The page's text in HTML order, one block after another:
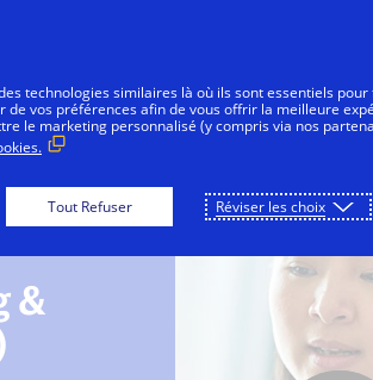
&
technologies similaires là où ils sont essentiels
de vos préférences afin de vous offrir la meilleure
le marketing personnalisé (y compris via nos
Tout Refuser Réviser les choix